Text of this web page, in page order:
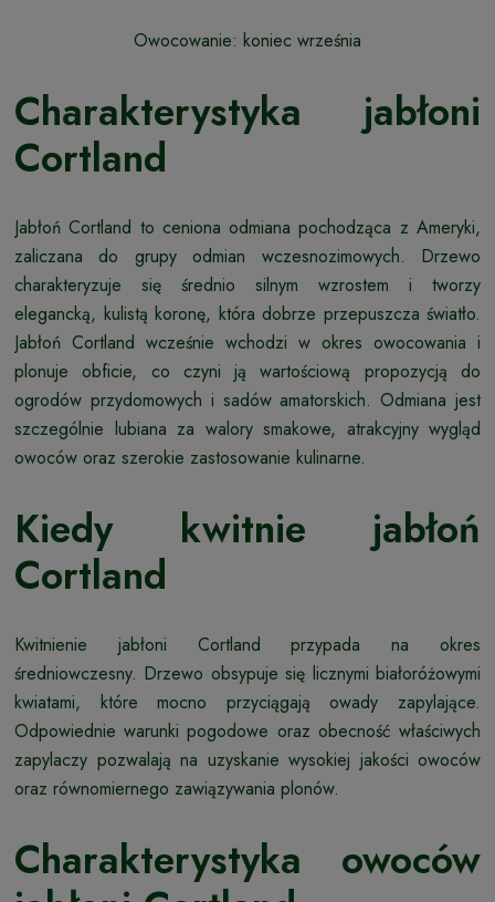
Owocowanie: koniec września
Charakterystyka jabłoni
Cortland
Jabłoń Cortland to ceniona odmiana pochodząca z Ameryki,
zaliczana do grupy odmian wczesnozimowych. Drzewo
charakteryzuje się średnio silnym wzrostem i tworzy
elegancką, kulistą koronę, która dobrze przepuszcza światło.
Jabłoń Cortland wcześnie wchodzi w okres owocowania i
plonuje obficie, co czyni ją wartościową propozycją do
ogrodów przydomowych i sadów amatorskich. Odmiana jest
szczególnie lubiana za walory smakowe, atrakcyjny wygląd
owoców oraz szerokie zastosowanie kulinarne.
Kiedy kwitnie jabłoń
Cortland
Kwitnienie jabłoni Cortland przypada na okres
średniowczesny. Drzewo obsypuje się licznymi białoróżowymi
kwiatami, które mocno przyciągają owady zapylające.
Odpowiednie warunki pogodowe oraz obecność właściwych
zapylaczy pozwalają na uzyskanie wysokiej jakości owoców
oraz równomiernego zawiązywania plonów.
Charakterystyka owoców